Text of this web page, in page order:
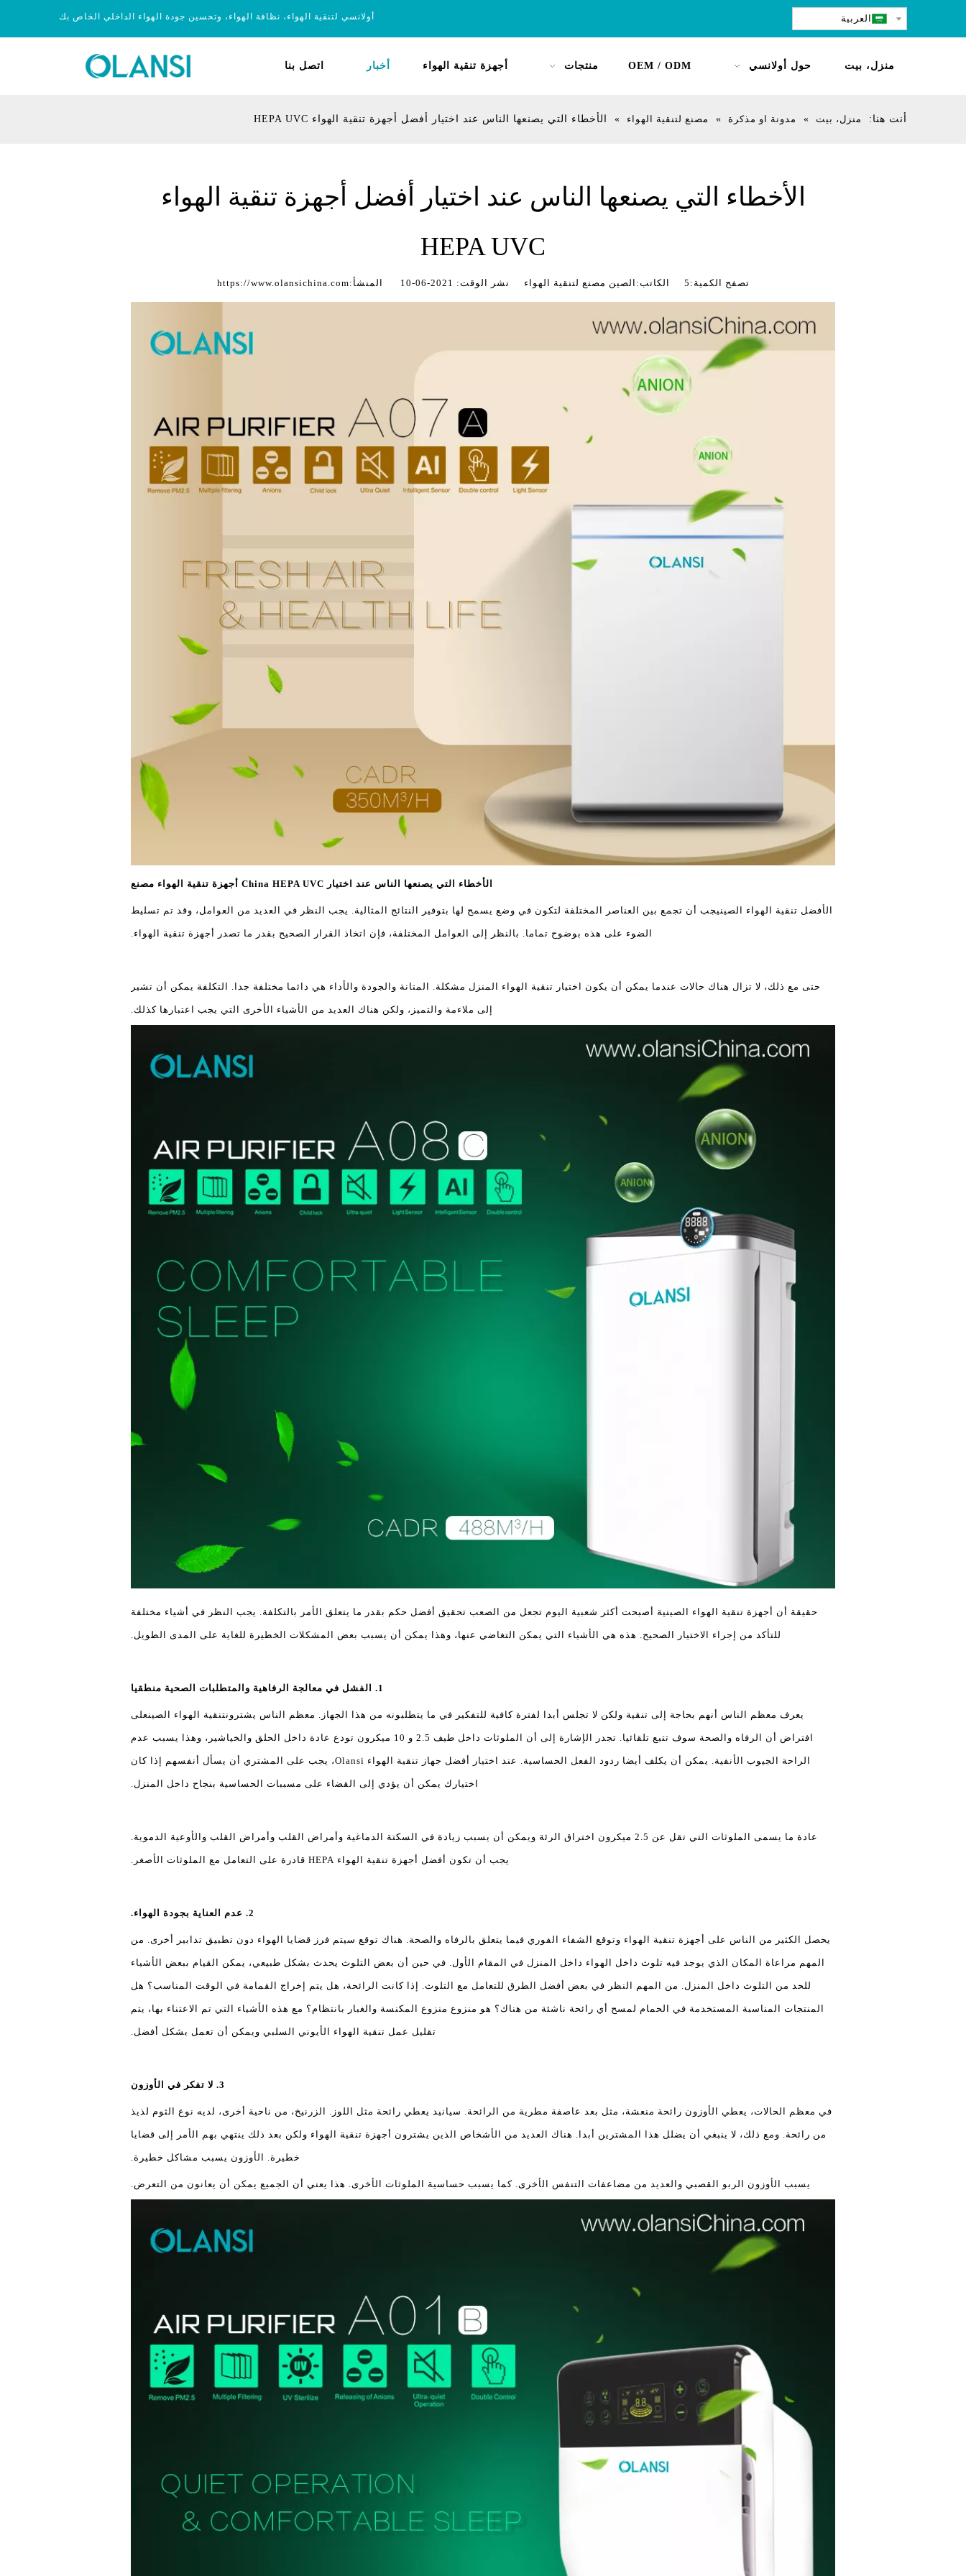
أولانسي لتنقية الهواء، نظافة الهواء، وتحسين جودة الهواء الداخلي الخاص بك العربية
منزل، بيت حول أولانسي OEM / ODM منتجات أجهزة تنقية الهواء أخبار اتصل بنا
أنت هنا: منزل، بيت » مدونة او مذكرة » مصنع لتنقية الهواء » الأخطاء التي يصنعها الناس عند اختيار أفضل أجهزة تنقية الهواء HEPA UVC
الأخطاء التي يصنعها الناس عند اختيار أفضل أجهزة تنقية الهواء
HEPA UVC
تصفح الكمية: 5 الكاتب:الصين مصنع لتنقية الهواء نشر الوقت: 2021-06-10 المنشأ: https://www.olansichina.com
الأخطاء التي يصنعها الناس عند اختيار China HEPA UVC أجهزة تنقية الهواء مصنع
الأفضل تنقية الهواء الصينيجب أن تجمع بين العناصر المختلفة لتكون في وضع يسمح لها بتوفير النتائج المثالية. يجب النظر في العديد من العوامل، وقد تم تسليط
الضوء على هذه بوضوح تماما. بالنظر إلى العوامل المختلفة، فإن اتخاذ القرار الصحيح بقدر ما تصدر أجهزة تنقية الهواء.
حتى مع ذلك، لا تزال هناك حالات عندما يمكن أن يكون اختيار تنقية الهواء المنزل مشكلة. المتانة والجودة والأداء هي دائما مختلفة جدا. التكلفة يمكن أن تشير
إلى ملاءمة والتميز، ولكن هناك العديد من الأشياء الأخرى التي يجب اعتبارها كذلك.
حقيقة أن أجهزة تنقية الهواء الصينية أصبحت أكثر شعبية اليوم تجعل من الصعب تحقيق أفضل حكم بقدر ما يتعلق الأمر بالتكلفة. يجب النظر في أشياء مختلفة
للتأكد من إجراء الاختيار الصحيح. هذه هي الأشياء التي يمكن التغاضي عنها، وهذا يمكن أن يسبب بعض المشكلات الخطيرة للغاية على المدى الطويل.
1. الفشل في معالجة الرفاهية والمتطلبات الصحية منطقيا
يعرف معظم الناس أنهم بحاجة إلى تنقية ولكن لا تجلس أبدا لفترة كافية للتفكير في ما يتطلبونه من هذا الجهاز. معظم الناس يشترونتنقية الهواء الصينعلى
افتراض أن الرفاه والصحة سوف تتبع تلقائيا. تجدر الإشارة إلى أن الملوثات داخل طيف 2.5 و 10 ميكرون تودع عادة داخل الحلق والخياشير، وهذا يسبب عدم
الراحة الجيوب الأنفية. يمكن أن يكلف أيضا ردود الفعل الحساسية. عند اختيار أفضل جهاز تنقية الهواء Olansi، يجب على المشتري أن يسأل أنفسهم إذا كان
اختيارك يمكن أن يؤدي إلى القضاء على مسببات الحساسية بنجاح داخل المنزل.
عادة ما يسمى الملوثات التي تقل عن 2.5 ميكرون اختراق الرئة ويمكن أن يسبب زيادة في السكتة الدماغية وأمراض القلب وأمراض القلب والأوعية الدموية.
يجب أن تكون أفضل أجهزة تنقية الهواء HEPA قادرة على التعامل مع الملوثات الأصغر.
2. عدم العناية بجودة الهواء.
يحصل الكثير من الناس على أجهزة تنقية الهواء وتوقع الشفاء الفوري فيما يتعلق بالرفاه والصحة. هناك توقع سيتم فرز قضايا الهواء دون تطبيق تدابير أخرى. من
المهم مراعاة المكان الذي يوجد فيه تلوث داخل الهواء داخل المنزل في المقام الأول. في حين أن بعض التلوث يحدث بشكل طبيعي، يمكن القيام ببعض الأشياء
للحد من التلوث داخل المنزل. من المهم النظر في بعض أفضل الطرق للتعامل مع التلوث. إذا كانت الرائحة، هل يتم إخراج القمامة في الوقت المناسب؟ هل
المنتجات المناسبة المستخدمة في الحمام لمسح أي رائحة ناشئة من هناك؟ هو منزوع منزوع المكنسة والغبار بانتظام؟ مع هذه الأشياء التي تم الاعتناء بها، يتم
تقليل عمل تنقية الهواء الأيوني السلبي ويمكن أن تعمل بشكل أفضل.
3. لا تفكر في الأوزون
في معظم الحالات، يعطي الأوزون رائحة منعشة، مثل بعد عاصفة مطرية من الرائحة. سيانيد يعطي رائحة مثل اللوز. الزرنيخ، من ناحية أخرى، لديه نوع الثوم لذيذ
من رائحة. ومع ذلك، لا ينبغي أن يضلل هذا المشترين أبدا. هناك العديد من الأشخاص الذين يشترون أجهزة تنقية الهواء ولكن بعد ذلك ينتهي بهم الأمر إلى قضايا
خطيرة. الأوزون يسبب مشاكل خطيرة.
يسبب الأوزون الربو القصبي والعديد من مضاعفات التنفس الأخرى. كما يسبب حساسية الملوثات الأخرى. هذا يعني أن الجميع يمكن أن يعانون من التعرض.